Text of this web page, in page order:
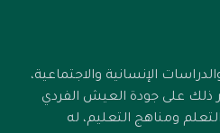
الإنسانية والاجتماعية،
ذلك على جودة العيش الفردي
ومناهج التعليم، له